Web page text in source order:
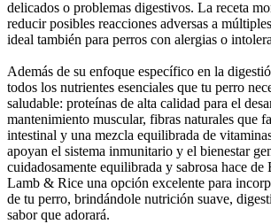
delicados o problemas digestivos. La receta
reducir posibles reacciones adversas a
ideal también para perros con alergias o
Además de su enfoque específico en la
todos los nutrientes esenciales que tu perro
saludable: proteínas de alta calidad para el
mantenimiento muscular, fibras naturales que
intestinal y una mezcla equilibrada de
apoyan el sistema inmunitario y el bienestar
cuidadosamente equilibrada y sabrosa hace
Lamb & Rice una opción excelente para
de tu perro, brindándole nutrición suave,
sabor que adorará.